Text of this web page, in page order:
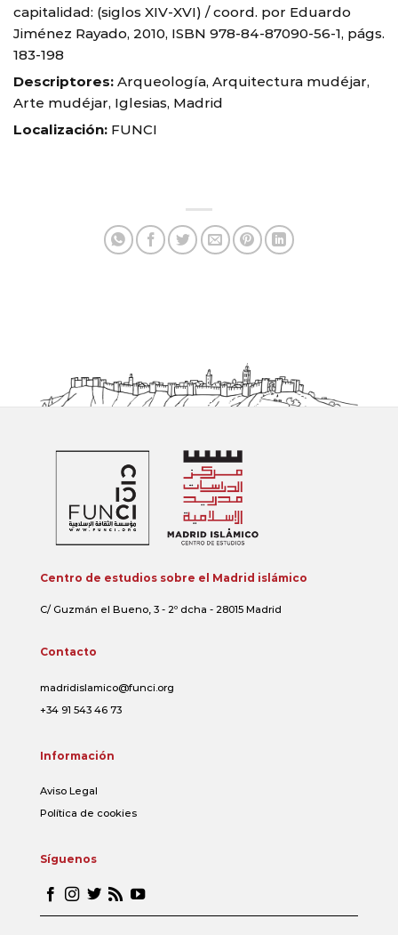
capitalidad: (siglos XIV-XVI) / coord. por Eduardo
Jiménez Rayado, 2010, ISBN 978-84-87090-56-1, págs.
183-198
Descriptores: Arqueología, Arquitectura mudéjar,
Arte mudéjar, Iglesias, Madrid
Localización: FUNCI
Centro de estudios sobre el Madrid islámico
C/ Guzmán el Bueno, 3 - 2º dcha - 28015 Madrid
Contacto
madridislamico@funci.org
+34 91 543 46 73
Información
Aviso Legal
Política de cookies
Síguenos